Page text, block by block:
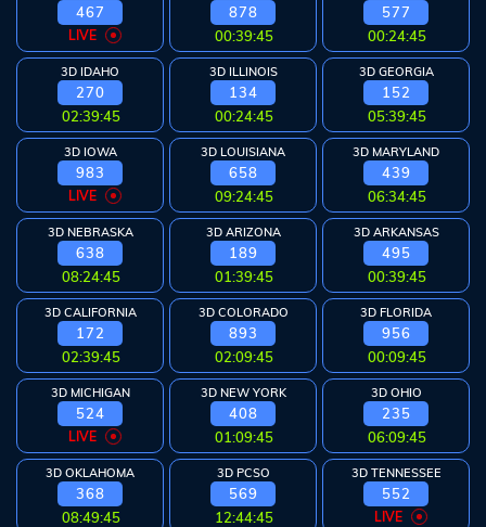
467
LIVE
878
00:39:44
577
00:24:44
3D IDAHO
270
02:39:44
3D ILLINOIS
134
00:24:44
3D GEORGIA
152
05:39:44
3D IOWA
983
LIVE
3D LOUISIANA
658
09:24:44
3D MARYLAND
439
06:34:44
3D NEBRASKA
638
08:24:44
3D ARIZONA
189
01:39:44
3D ARKANSAS
495
00:39:44
3D CALIFORNIA
172
02:39:44
3D COLORADO
893
02:09:44
3D FLORIDA
956
00:09:44
3D MICHIGAN
524
LIVE
3D NEW YORK
408
01:09:44
3D OHIO
235
06:09:44
3D OKLAHOMA
368
08:49:44
3D PCSO
569
12:44:44
3D TENNESSEE
552
LIVE